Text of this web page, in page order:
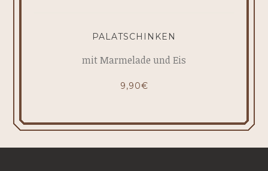
PALATSCHINKEN
mit Marmelade und Eis
9,90€